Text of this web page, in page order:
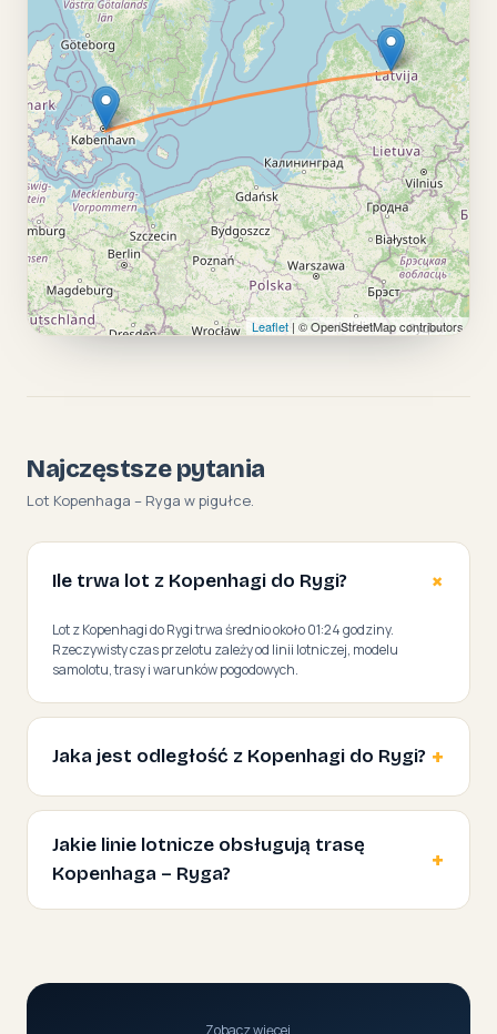
Leaflet | © OpenStreetMap contributors
Najczęstsze pytania
Lot Kopenhaga – Ryga w pigułce.
Ile trwa lot z Kopenhagi do Rygi?
Lot z Kopenhagi do Rygi trwa średnio około 01:24 godziny.
Rzeczywisty czas przelotu zależy od linii lotniczej, modelu
samolotu, trasy i warunków pogodowych.
Jaka jest odległość z Kopenhagi do Rygi?
Jakie linie lotnicze obsługują trasę
Kopenhaga – Ryga?
Zobacz więcej